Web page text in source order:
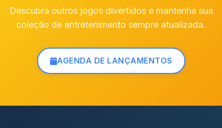
Descubra outros jogos divertidos e mantenha sua
coleção de entretenimento sempre atualizada.
AGENDA DE LANÇAMENTOS